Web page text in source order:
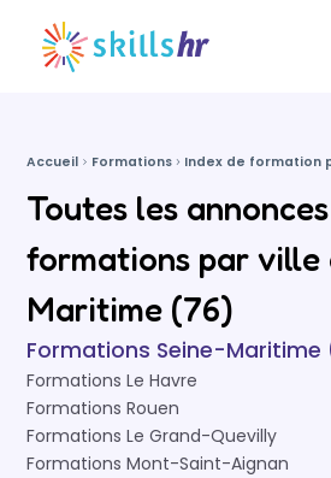
Accueil Formations Index de formation
Toutes les
formations par ville
Maritime (76)
Formations Seine-Maritime
Formations Le Havre
Formations Rouen
Formations Le Grand-Quevilly
Formations Mont-Saint-Aignan